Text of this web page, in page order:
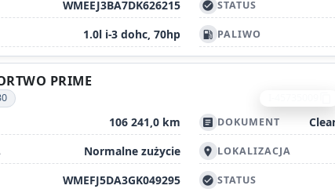
WMEEJ3BA7DK626215 check_circle STATUS
1.0l i-3 dohc, 70hp local_gas_station PALIWO
PRIME
106 241,0 km article DOKUMENT
Normalne zużycie location_on LOKALIZACJA
WMEFJ5DA3GK049295 check_circle STATUS